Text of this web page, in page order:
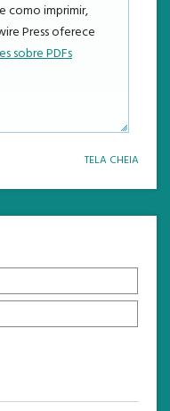
como imprimir,
Press oferece
sobre PDFs
TELA CHEIA